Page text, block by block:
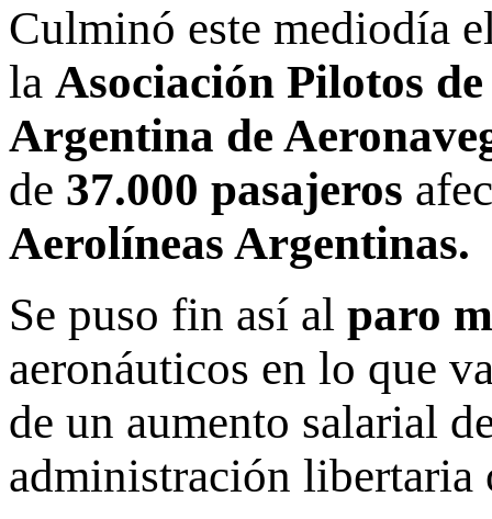
Culminó este mediodía
la Asociación Pilotos
Argentina de
de 37.000 pasajeros
Aerolíneas Argentinas.
Se puso fin así al paro
aeronáuticos en lo que
de un aumento salarial
administración